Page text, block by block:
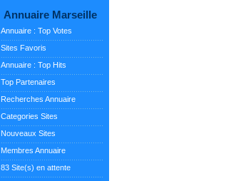
Annuaire Marseille
Annuaire : Top Votes
Sites Favoris
Annuaire : Top Hits
Top Partenaires
Recherches Annuaire
Categories Sites
Nouveaux Sites
Membres Annuaire
83 Site(s) en attente